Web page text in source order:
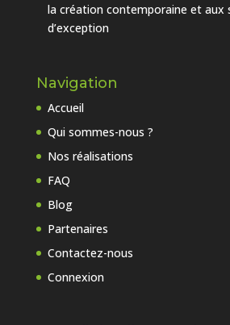
la création contemporaine et aux
d’exception
Navigation
Accueil
Qui sommes-nous ?
Nos réalisations
FAQ
Blog
Partenaires
Contactez-nous
Connexion